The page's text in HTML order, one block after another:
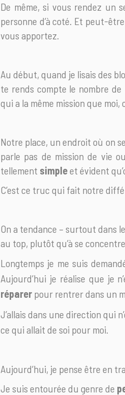
De même, si vous rendez un
personne d’à coté. Et peut-
vous apportez.
Au début, quand je lisais des
te rends compte le nombre de
qui a la même mission que
Notre place, un endroit où on
parle pas de mission de vie
tellement simpleet évident
C’est ce truc qui fait notre
On a tendance – surtout dans
au top, plutôt qu’à se
Longtemps je me suis
Aujourd’hui je réalise que je
réparer pour rentrer dans un
J’allais dans une direction qui
ce qui allait de soi pour moi.
Aujourd’hui, je pense être en
Je suis entourée du genre de